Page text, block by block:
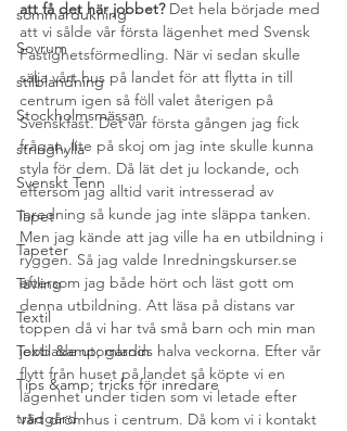
sommardukning
Sovrum
stilblandning
Stockholmsmässan
stringhylla
Svenskt Tenn
Tapet
Tapeter
Tävling
Textil
Textil &amp; gardin
Tips &amp; tricks för inredare
trädgård
att få det här jobbet? Det hela började med
att vi sålde vår första lägenhet med Svensk
Fastighetsförmedling. När vi sedan skulle
sälja vårt hus på landet för att flytta in till
centrum igen så föll valet återigen på
Svenskfast. Det var första gången jag fick
frågan, lite på skoj om jag inte skulle kunna
styla för dem. Då lät det ju lockande, och
eftersom jag alltid varit intresserad av
inredning så kunde jag inte släppa tanken.
Men jag kände att jag ville ha en utbildning i
ryggen. Så jag valde Inredningskurser.se
eftersom jag både hört och läst gott om
denna utbildning. Att läsa på distans var
toppen då vi har två små barn och min man
jobbade utomlands halva veckorna. Efter vår
flytt från huset på landet så köpte vi en
lägenhet under tiden som vi letade efter
vårt drömhus i centrum. Då kom vi i kontakt